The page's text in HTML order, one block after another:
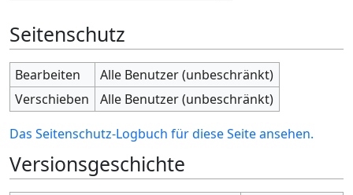
Seitenschutz
Bearbeiten
Alle Benutzer (unbeschränkt)
Verschieben
Alle Benutzer (unbeschränkt)
Das Seitenschutz-Logbuch für diese Seite ansehen.
Versionsgeschichte